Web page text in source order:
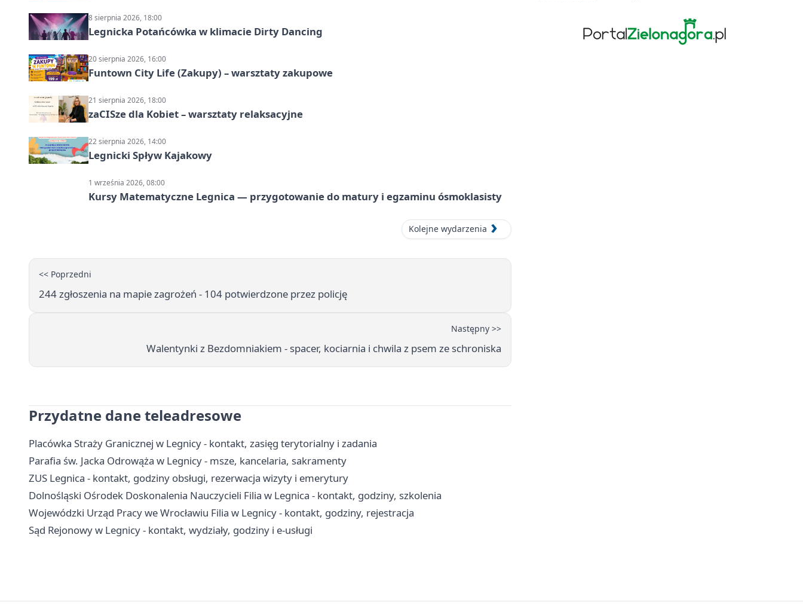
8 sierpnia 2026, 18:00
Legnicka Potańcówka w klimacie Dirty Dancing
20 sierpnia 2026, 16:00
Funtown City Life (Zakupy) – warsztaty zakupowe
21 sierpnia 2026, 18:00
zaCISze dla Kobiet – warsztaty relaksacyjne
22 sierpnia 2026, 14:00
Legnicki Spływ Kajakowy
1 września 2026, 08:00
Kursy Matematyczne Legnica — przygotowanie do matury i egzaminu ósmoklasisty
Kolejne wydarzenia
<< Poprzedni
244 zgłoszenia na mapie zagrożeń - 104 potwierdzone przez policję
Następny >>
Walentynki z Bezdomniakiem - spacer, kociarnia i chwila z psem ze schroniska
Przydatne dane teleadresowe
Placówka Straży Granicznej w Legnicy - kontakt, zasięg terytorialny i zadania
Parafia św. Jacka Odrowąża w Legnicy - msze, kancelaria, sakramenty
ZUS Legnica - kontakt, godziny obsługi, rezerwacja wizyty i emerytury
Dolnośląski Ośrodek Doskonalenia Nauczycieli Filia w Legnica - kontakt, godziny, szkolenia
Wojewódzki Urząd Pracy we Wrocławiu Filia w Legnicy - kontakt, godziny, rejestracja
Sąd Rejonowy w Legnicy - kontakt, wydziały, godziny i e-usługi